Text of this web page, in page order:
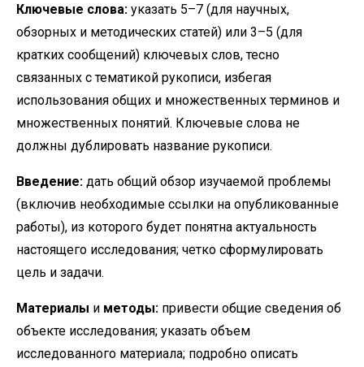
Ключевые слова: указать 5–7 (для научных,
обзорных и методических статей) или 3–5 (для
кратких сообщений) ключевых слов, тесно
связанных с тематикой рукописи, избегая
использования общих и множественных терминов и
множественных понятий. Ключевые слова не
должны дублировать название рукописи.
Введение: дать общий обзор изучаемой проблемы
(включив необходимые ссылки на опубликованные
работы), из которого будет понятна актуальность
настоящего исследования; четко сформулировать
цель и задачи.
Материалы и методы: привести общие сведения об
объекте исследования; указать объем
исследованного материала; подробно описать